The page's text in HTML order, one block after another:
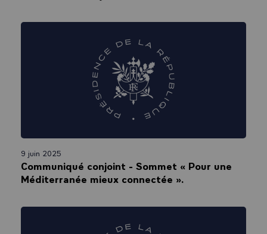
9 juin 2025
Communiqué conjoint - Sommet « Pour une
Méditerranée mieux connectée ».